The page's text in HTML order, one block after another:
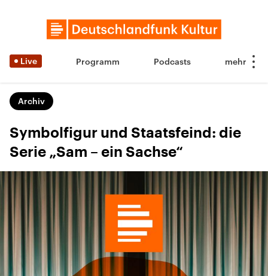
Live Programm Podcasts
Archiv
Symbolfigur und Staatsfeind: die
Serie „Sam – ein Sachse“